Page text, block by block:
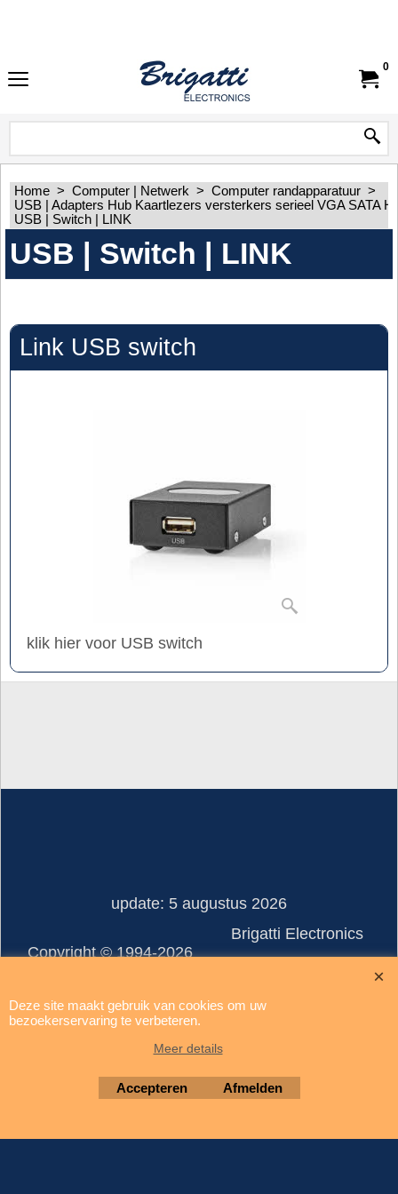
0
Home > Computer | Netwerk > Computer randapparatuur >
USB | Adapters Hub Kaartlezers versterkers serieel VGA SATA
USB | Switch | LINK
USB | Switch | LINK
Link USB switch
klik hier voor USB switch
update: 5 augustus 2026
Brigatti Electronics
Copyright © 1994-2026
Webwinkel gemaakt met ShopFactory webwinkel software.
Deze site maakt gebruik van cookies om uw
bezoekerservaring te verbeteren.
Meer details
Accepteren Afmelden